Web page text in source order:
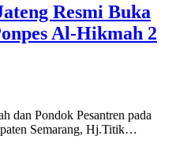
Resmi Buka
Al-Hikmah 2
dan Pondok Pesantren pada
Semarang, Hj.Titik…